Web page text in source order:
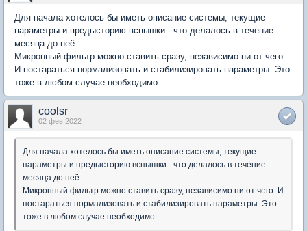
Для начала хотелось бы иметь описание системы, текущие
параметры и предысторию вспышки - что делалось в течение
месяца до неё.
Микронный фильтр можно ставить сразу, независимо ни от чего.
И постараться нормализовать и стабилизировать параметры. Это
тоже в любом случае необходимо.
coolsr
02 фев 2022
Для начала хотелось бы иметь описание системы, текущие
параметры и предысторию вспышки - что делалось в течение
месяца до неё.
Микронный фильтр можно ставить сразу, независимо ни от чего. И
постараться нормализовать и стабилизировать параметры. Это
тоже в любом случае необходимо.